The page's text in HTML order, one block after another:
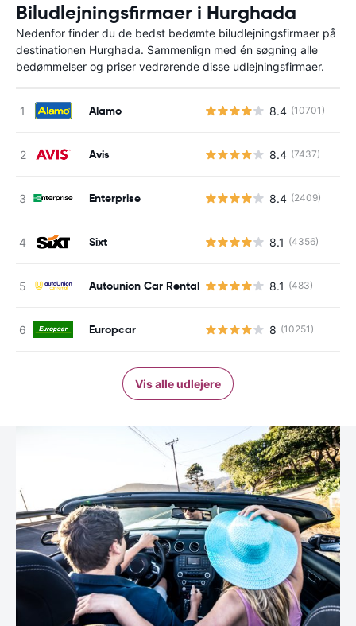
Biludlejningsfirmaer i Hurghada
Nedenfor finder du de bedst bedømte biludlejningsfirmaer på
destinationen Hurghada. Sammenlign med én søgning alle
bedømmelser og priser vedrørende disse udlejningsfirmaer.
Alamo 8.4 (10701)
Avis 8.4 (7437)
Enterprise 8.4 (2409)
Sixt 8.1 (4356)
Autounion Car Rental 8.1 (483)
Europcar 8 (10251)
Vis alle udlejere